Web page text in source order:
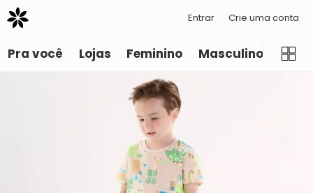
Entrar Crie uma conta
Pra você Lojas Feminino Masculino